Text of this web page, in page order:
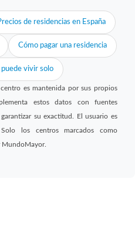
de residencias en España
Cómo pagar una residencia
vivir solo
es mantenida por sus propios
estos datos con fuentes
su exactitud. El usuario es
los centros marcados como
MundoMayor.